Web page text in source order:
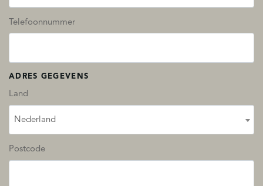
Telefoonnummer
ADRES GEGEVENS
Land
Nederland
Postcode